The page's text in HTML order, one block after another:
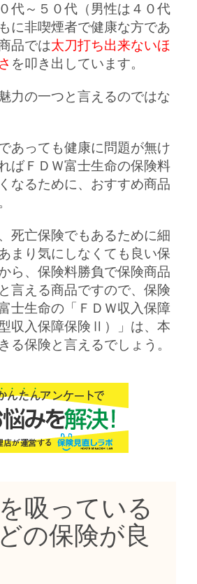
代～５０代（男性は４０代
に非喫煙者で健康な方であ
品では太刀打ち出来ないほ
を叩き出しています。
力の一つと言えるのではな
あっても健康に問題が無け
ばＦＤＷ富士生命の保険料
なるために、おすすめ商品
死亡保険でもあるために細
まり気にしなくても良い保
ら、保険料勝負で保険商品
言える商品ですので、保険
士生命の「ＦＤＷ収入保障
収入保障保険Ⅱ）」は、本
る保険と言えるでしょう。
吸っている
の保険が良